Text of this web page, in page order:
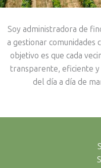
Soy administradora de
a gestionar comunidades
objetivo es que cada
transparente, eficiente
del día a día de